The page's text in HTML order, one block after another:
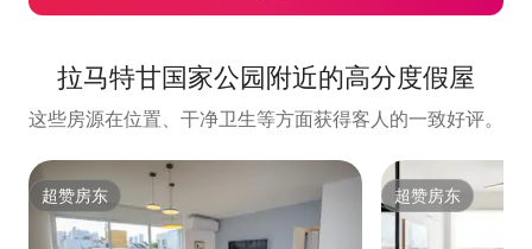
拉马特甘国家公园附近的高分度假屋
这些房源在位置、干净卫生等方面获得客人的一致好评。
超赞房东
超赞房东 超赞房东
超赞房东